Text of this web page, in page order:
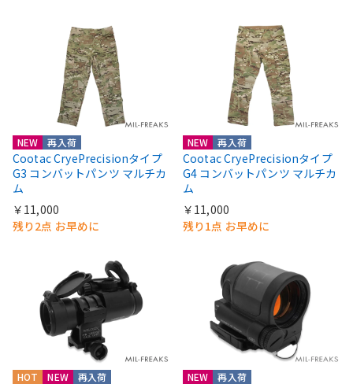
NEW 再入荷
Cootac CryePrecisionタイプ
G3 コンバットパンツ マルチカ
ム
￥11,000
残り2点 お早めに
NEW 再入荷
Cootac CryePrecisionタイプ
G4 コンバットパンツ マルチカ
ム
￥11,000
残り1点 お早めに
HOT NEW 再入荷 NEW 再入荷